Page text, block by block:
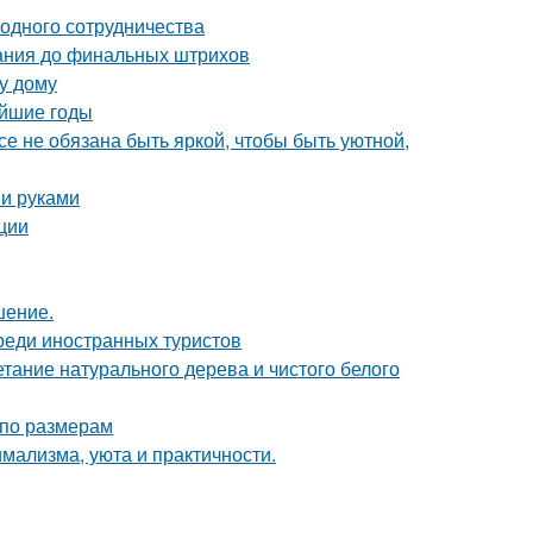
сотрудничества
до финальных штрихов
дому
годы
не обязана быть яркой, чтобы быть уютной,
руками
иностранных туристов
натурального дерева и чистого белого
размерам
уюта и практичности.